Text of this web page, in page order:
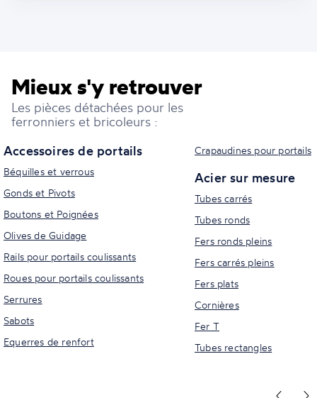
Mieux s'y retrouver
Les pièces détachées pour les
ferronniers et bricoleurs :
Accessoires de portails
Béquilles et verrous
Gonds et Pivots
Boutons et Poignées
Olives de Guidage
Rails pour portails coulissants
Roues pour portails coulissants
Serrures
Sabots
Equerres de renfort
Crapaudines pour portails
Acier sur mesure
Tubes carrés
Tubes ronds
Fers ronds pleins
Fers carrés pleins
Fers plats
Cornières
Fer T
Tubes rectangles